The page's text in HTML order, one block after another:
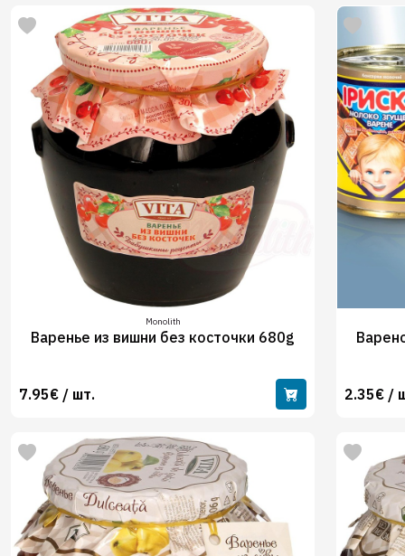
Monolith
Варенье из вишни без косточки 680g
7.95€ / шт. 2.35€ /